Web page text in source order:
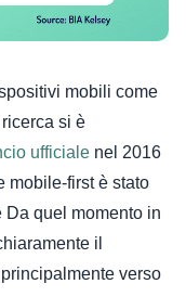
mobili come
si è
ufficiale nel 2016
mobile-first è stato
Da quel momento in
il
verso